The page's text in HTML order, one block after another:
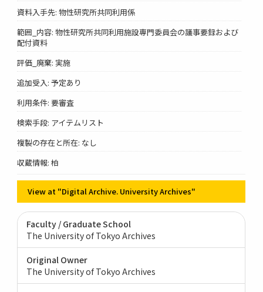
資料入手先: 物性研究所共同利用係
範囲_内容: 物性研究所共同利用施設専門委員会の議事要録および
配付資料
評価_廃棄: 実施
追加受入: 予定あり
利用条件: 要審査
検索手段: アイテムリスト
複製の存在と所在: なし
収蔵情報: 柏
View at "Digital Archive. University Archives"
Faculty / Graduate School
The University of Tokyo Archives
Original Owner
The University of Tokyo Archives